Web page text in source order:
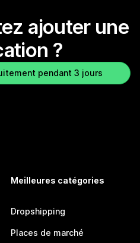
ajouter une
?
pendant 3 jours
Meilleures catégories
Dropshipping
Places de marché